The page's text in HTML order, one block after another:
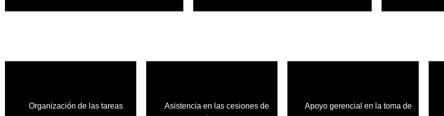
Organización de las tareas
Asistencia en las cesiones de
Apoyo gerencial en la toma de